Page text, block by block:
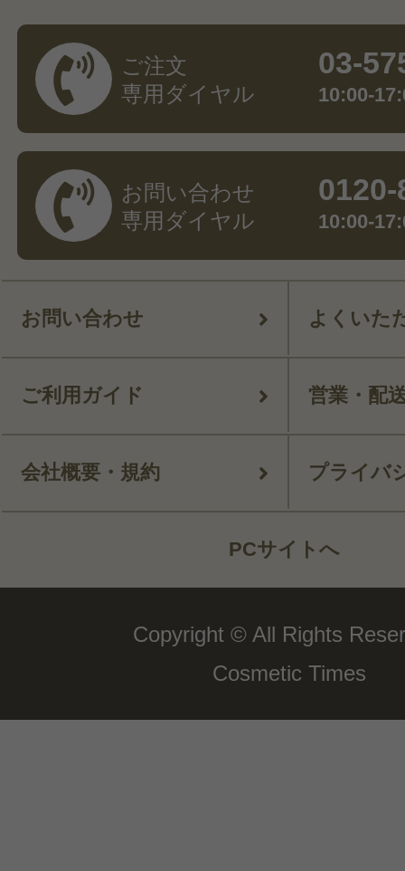
ご注文
専用ダイヤル
03-
10:00-
お問い合わせ
専用ダイヤル
10:00-
お問い合わせ よくいた
ご利用ガイド 営業・配
会社概要・規約 プライバ
PCサイトへ
Copyright © All Rights
Cosmetic Times